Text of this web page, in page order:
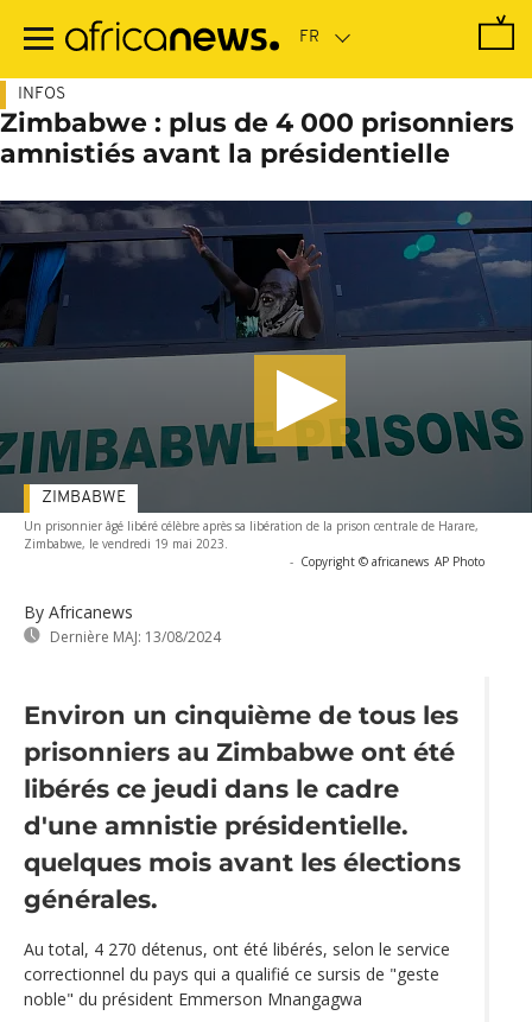
contenu
INFOS
Zimbabwe : plus de 4 000 prisonniers
amnistiés avant la présidentielle
Un prisonnier âgé libéré célèbre après sa libération de la prison centrale de Harare,
Zimbabwe, le vendredi 19 mai 2023.
- Copyright © africanews AP Photo
By Africanews
Dernière MAJ: 13/08/2024
ZIMBABWE
Environ un cinquième de tous les
prisonniers au Zimbabwe ont été
libérés ce jeudi dans le cadre
d'une amnistie présidentielle.
quelques mois avant les élections
générales.
Au total, 4 270 détenus, ont été libérés, selon le service
correctionnel du pays qui a qualifié ce sursis de "geste
noble" du président Emmerson Mnangagwa